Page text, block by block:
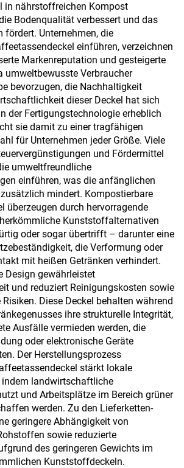
in nährstoffreichen Kompost
Bodenqualität verbessert und das
fördert. Unternehmen, die
einführen, verzeichnen
Markenreputation und gesteigerte
umweltbewusste Verbraucher
bevorzugen, die Nachhaltigkeit
dieser Deckel hat sich
der Fertigungstechnologie erheblich
sie damit zu einer tragfähigen
für Unternehmen jeder Größe. Viele
und Fördermittel
umweltfreundliche
einführen, was die anfänglichen
mindert. Kompostierbare
überzeugen durch hervorragende
Kunststoffalternativen
oder sogar übertrifft – darunter eine
die Verformung oder
mit heißen Getränken verhindert.
Design gewährleistet
und reduziert Reinigungskosten sowie
Diese Deckel behalten während
ihre strukturelle Integrität,
Ausfälle vermieden werden, die
oder elektronische Geräte
Der Herstellungsprozess
stärkt lokale
landwirtschaftliche
und Arbeitsplätze im Bereich grüner
werden. Zu den Lieferketten-
geringere Abhängigkeit von
sowie reduzierte
des geringeren Gewichts im
Kunststoffdeckeln.